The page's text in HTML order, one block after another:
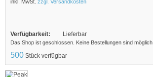
inkl. MwSt. zzgl. Versandkosten
Verfügbarkeit: Lieferbar
Das Shop ist geschlossen. Keine Bestellungen sind möglich.
500 Stück verfügbar